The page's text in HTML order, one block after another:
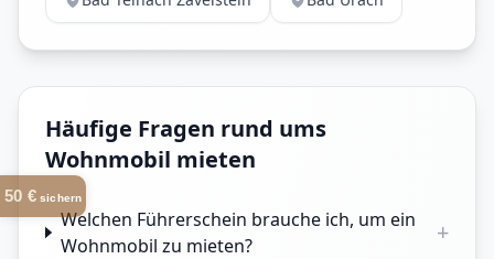
Häufige Fragen rund ums
Wohnmobil mieten
Welchen Führerschein brauche ich, um ein
Wohnmobil zu mieten?
+
50 €sichern